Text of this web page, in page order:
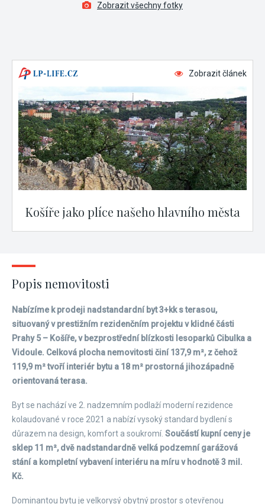
Zobrazit všechny fotky
Zobrazit článek
Košíře jako plíce našeho hlavního města
Popis nemovitosti
Nabízíme k prodeji nadstandardní byt 3+kk s terasou,
situovaný v prestižním rezidenčním projektu v klidné části
Prahy 5 – Košíře, v bezprostřední blízkosti lesoparků Cibulka a
Vidoule. Celková plocha nemovitosti činí 137,9 m², z čehož
119,9 m² tvoří interiér bytu a 18 m² prostorná jihozápadně
orientovaná terasa.
Byt se nachází ve 2. nadzemním podlaží moderní rezidence
kolaudované v roce 2021 a nabízí vysoký standard bydlení s
důrazem na design, komfort a soukromí. Součástí kupní ceny je
sklep 11 m², dvě nadstandardně velká podzemní garážová
stání a kompletní vybavení interiéru na míru v hodnotě 3 mil.
Kč.
Dominantou bytu je velkorysý obytný prostor s otevřenou